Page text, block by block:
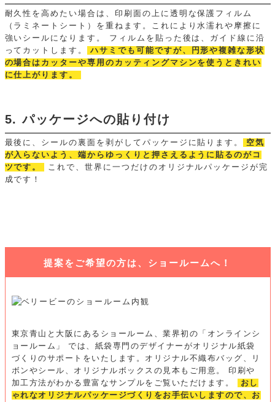
耐久性を高めたい場合は、印刷面の上に透明な保護フィルム
（ラミネートシート）を重ねます。これにより水濡れや摩擦に
強いシールになります。
フィルムを貼った後は、ガイド線に沿
ってカットします。
ハサミでも可能ですが、円形や複雑な形状
の場合はカッターや専用のカッティングマシンを使うときれい
に仕上がります。
5. パッケージへの貼り付け
最後に、シールの裏面を剥がしてパッケージに貼ります。
空気
が入らないよう、端からゆっくりと押さえるように貼るのがコ
ツです。
これで、世界に一つだけのオリジナルパッケージが完
成です！
提案をご希望の方は、ショールームへ！
東京青山と大阪にあるショールーム、業界初の「オンラインシ
ョールーム」 では、紙袋専門のデザイナーがオリジナル紙袋
づくりのサポートをいたします。オリジナル不織布バッグ、リ
ボンやシール、オリジナルボックスの見本もご用意。
印刷や
加工方法がわかる豊富なサンプルをご覧いただけます。
おし
ゃれなオリジナルパッケージづくりをお手伝いしますので、お